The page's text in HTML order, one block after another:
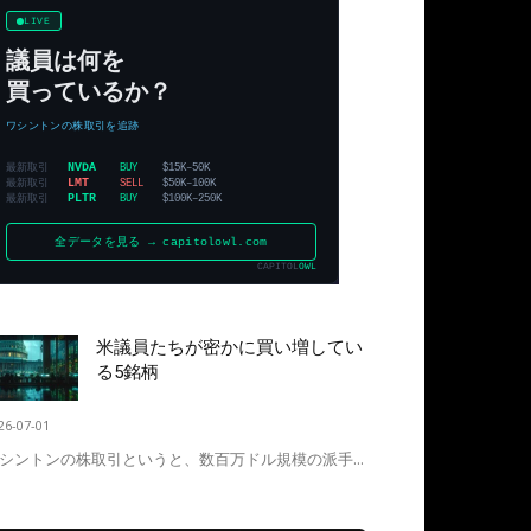
米議員たちが密かに買い増してい
る5銘柄
07-01
ントンの株取引というと、数百万ドル規模の派手...